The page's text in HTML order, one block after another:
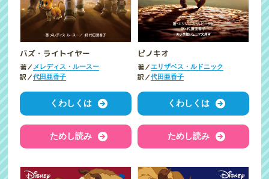
バズ・ライトイヤー
著／ メレディス・ルースー
訳／代田亜香子
くわしくは
ためし読み
ピノキオ
著／エリザベス・ルドニック
訳／代田亜香子
くわしくは
ためし読み